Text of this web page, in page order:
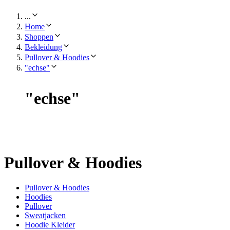
...
Home
Shoppen
Bekleidung
Pullover & Hoodies
"echse"
"echse"
Pullover & Hoodies
Pullover & Hoodies
Hoodies
Pullover
Sweatjacken
Hoodie Kleider